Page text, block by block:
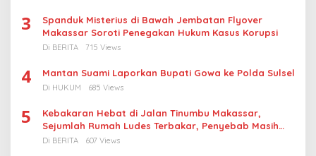
3
Spanduk Misterius di Bawah Jembatan Flyover
Makassar Soroti Penegakan Hukum Kasus Korupsi
Di BERITA 715 Views
4 Mantan Suami Laporkan Bupati Gowa ke Polda Sulsel
Di HUKUM 685 Views
5
Kebakaran Hebat di Jalan Tinumbu Makassar,
Sejumlah Rumah Ludes Terbakar, Penyebab Masih
Diselidiki
Di BERITA 607 Views